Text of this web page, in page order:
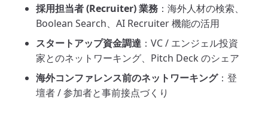
採用担当者 (Recruiter) 業務 ：海外人材の検索、
Boolean Search、AI Recruiter 機能の活用
スタートアップ資金調達 ：VC / エンジェル投資
家とのネットワーキング、Pitch Deck のシェア
海外コンファレンス前のネットワーキング：登
壇者 / 参加者と事前接点づくり